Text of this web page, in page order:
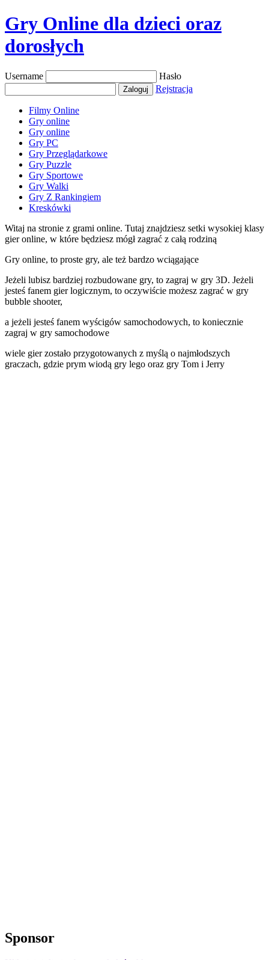
Gry Online dla dzieci oraz
dorosłych
Username
Hasło
Rejstracja
Filmy Online
Gry online
Gry online
Gry PC
Gry Przeglądarkowe
Gry Puzzle
Gry Sportowe
Gry Walki
Gry Z Rankingiem
Kreskówki
Witaj na stronie z grami online. Tutaj znajdziesz setki wysokiej klasy
gier online, w które będziesz mógł zagrać z całą rodziną
Gry online, to proste gry, ale też bardzo wciągające
Jeżeli lubisz bardziej rozbudowane gry, to zagraj w gry 3D. Jeżeli
jesteś fanem gier logicznym, to oczywiście możesz zagrać w gry
bubble shooter,
a jeżeli jesteś fanem wyścigów samochodowych, to koniecznie
zagraj w gry samochodowe
wiele gier zostało przygotowanych z myślą o najmłodszych
graczach, gdzie prym wiodą gry lego oraz gry Tom i Jerry
Sponsor